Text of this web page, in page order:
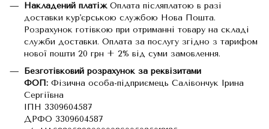
Накладений платіжОплата післяплатою в разі
доставки кур'єрською службою Нова Пошта.
Розрахунок готівкою при отриманні товару на складі
служби доставки. Оплата за послугу згідно з тарифом
нової пошти 20 грн + 2% від суми замовлення.
Безготівковий розрахунок за реквізитами
ФОП: Фізична особа-підприємець Салівончук Ірина
Сергіївна
ІПН 3309604587
ДРФО 3309604587